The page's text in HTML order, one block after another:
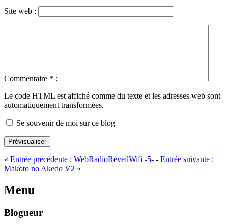
Site web :
Commentaire * :
Le code HTML est affiché comme du texte et les adresses web sont
automatiquement transformées.
Se souvenir de moi sur ce blog
Prévisualiser
« Entrée précédente : WebRadioRéveilWifi -5- - Entrée suivante :
Makoto no Akedo V2 »
Menu
Blogueur